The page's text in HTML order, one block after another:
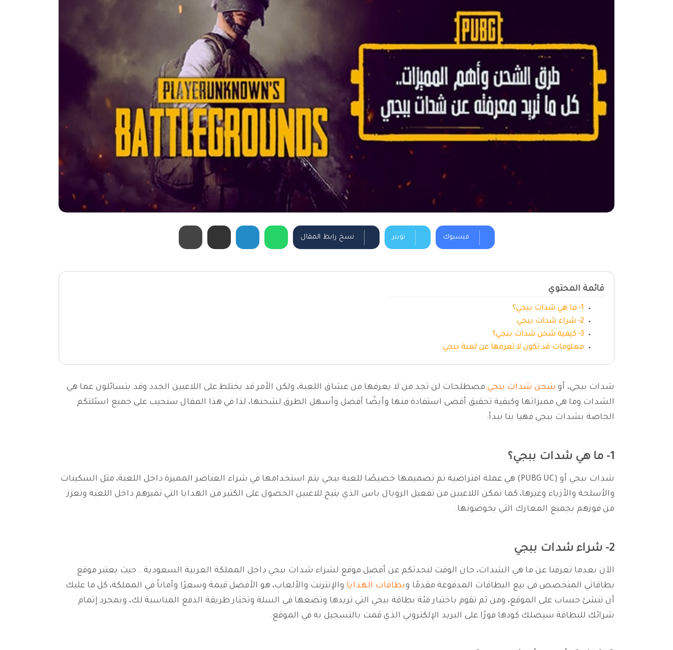
فيسبوك تويتر نسخ رابط المقال
قائمة المحتوي
1- ما هي شدات ببجي؟
2- شراء شدات ببجي
3- كيفية شحن شدات ببجي؟
معلومات قد تكون لا تعرفها عن لعبة ببجي
شدات ببجي، أو شحن شدات ببجي مصطلحات لن تجد من لا يعرفها من عشاق اللعبة، ولكن الأمر قد يختلط على اللاعبين الجدد وقد يتسائلون عما هي
الشدات وما هي مميزاتها وكيفية تحقيق أقصى استفادة منها وأيضًا أفضل وأسهل الطرق لشحنها، لذا في هذا المقال سنجيب على جميع اسئلتكم
الخاصة بشدات ببجي فهيا بنا نبدأ:
1- ما هي شدات ببجي؟
شدات ببجي أو (PUBG UC) هي عملة افتراضية تم تصميمها خصيصًا للعبة ببجي يتم استخدامها في شراء العناصر المميزة داخل اللعبة، مثل السكينات
والأسلحة والأزياء وغيرها، كما تمكن اللاعبين من تفعيل الرويال باس الذي يتيح للاعبين الحصول على الكثير من الهدايا التي تميزهم داخل اللعبة وتعزز
من فوزهم بجميع المعارك التي يخوضونها.
2- شراء شدات ببجي
الآن بعدما تعرفنا عن ما هي الشدات، حان الوقت لنحدثكم عن أفضل موقع لشراء شدات ببجي داخل المملكة العربية السعودية.. حيث يعتبر موقع
بطاقاتي المتخصص في بيع البطاقات المدفوعة مقدمًا و بطاقات الهدايا والإنترنت والألعاب، هو الأفضل قيمة وسعرًا وأماناً في المملكة، كل ما عليك
أن تنشئ حساب على الموقع، ومن ثم تقوم باختيار فئة بطاقة ببجي التي تريدها وتضعها في السلة وتختار طريقة الدفع المناسبة لك، وبمجرد إتمام
شرائك للبطاقة سيصلك كودها فورًا على البريد الإلكتروني الذي قمت بالتسجيل به في الموقع.